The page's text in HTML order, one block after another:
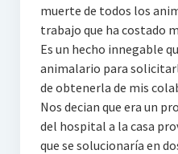
muerte de todos los
trabajo que ha costado
Es un hecho innegable
animalario para
de obtenerla de mis
Nos decian que era un
del hospital a la casa
que se solucionaría en